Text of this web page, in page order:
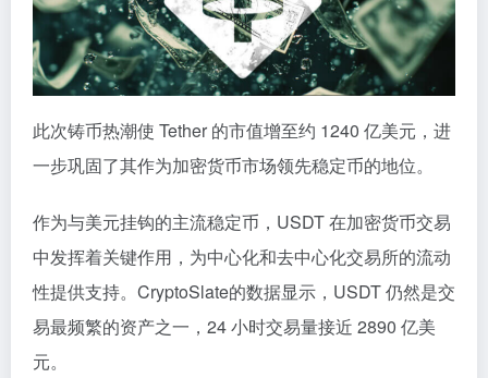
此次铸币热潮使 Tether 的市值增至约 1240 亿美元，进
一步巩固了其作为加密货币市场领先稳定币的地位。
作为与美元挂钩的主流稳定币，USDT 在加密货币交易
中发挥着关键作用，为中心化和去中心化交易所的流动
性提供支持。CryptoSlate的数据显示，USDT 仍然是交
易最频繁的资产之一，24 小时交易量接近 2890 亿美
元。